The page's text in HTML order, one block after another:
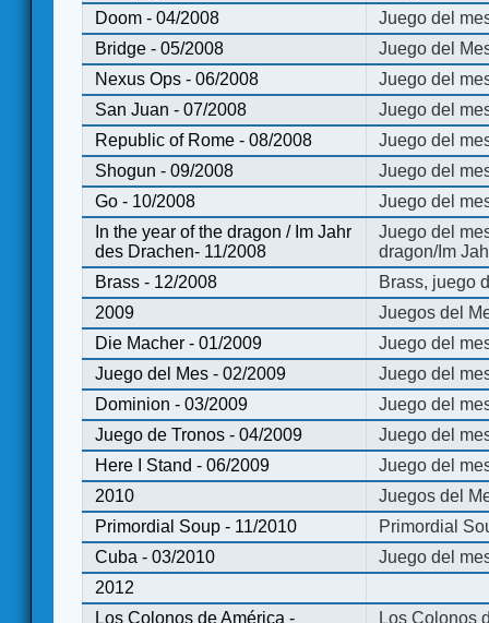
Doom - 04/2008
Juego del
Bridge - 05/2008
Juego del
Nexus Ops - 06/2008
Juego del
San Juan - 07/2008
Juego del
Republic of Rome - 08/2008
Juego del
Shogun - 09/2008
Juego del
Go - 10/2008
Juego del
In the year of the dragon / Im Jahr
des Drachen- 11/2008
Juego del
dragon/Im
Brass - 12/2008
Brass, juego
2009
Juegos del
Die Macher - 01/2009
Juego del
Juego del Mes - 02/2009
Juego del
Dominion - 03/2009
Juego del
Juego de Tronos - 04/2009
Juego del
Here I Stand - 06/2009
Juego del
2010
Juegos del
Primordial Soup - 11/2010
Primordial
Cuba - 03/2010
Juego del
2012
Los Colonos de América -
Los Colonos